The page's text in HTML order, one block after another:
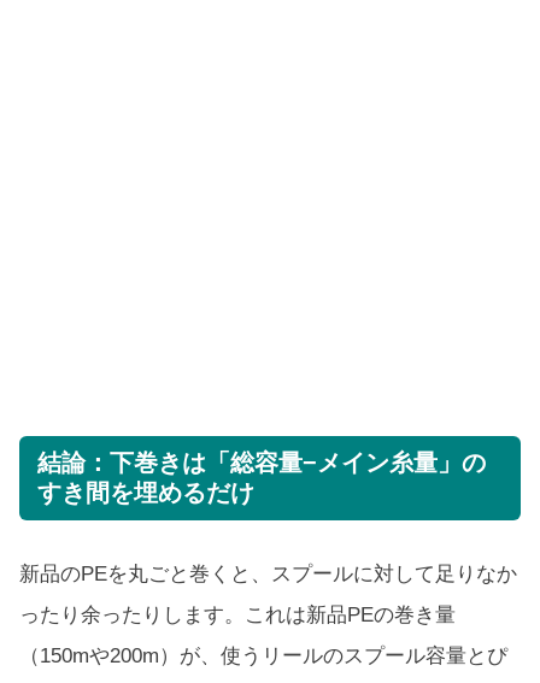
結論：下巻きは「総容量−メイン糸量」の
すき間を埋めるだけ
新品のPEを丸ごと巻くと、スプールに対して足りなか
ったり余ったりします。これは新品PEの巻き量
（150mや200m）が、使うリールのスプール容量とぴ